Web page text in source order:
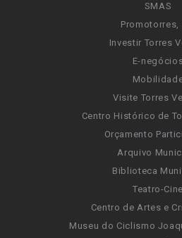
SMAS
Promotorres,
Investir Torres
E-
Visite Torres
Centro Histórico de
Orçamento
Arquivo
Biblioteca
Teatro-Cine
Centro de Artes e
Museu do Ciclismo